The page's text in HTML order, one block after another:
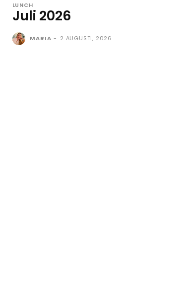
LUNCH
Juli 2026
MARIA - 2 AUGUSTI, 2026